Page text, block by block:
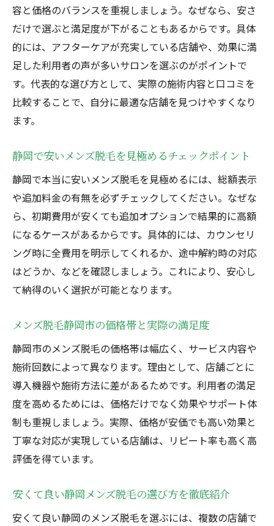
メンズ脱毛静岡市で自信につながる選び方
静岡メンズ脱毛で印象を変えるコツを伝授
静岡市でメンズ脱毛を始めるベストタイミ
ング
容と価格のバランスを重視しましょう。なぜなら、安さ
だけで選ぶと満足度が下がることもあるからです。具体
的には、アフターケアが充実している店舗や、効果に満
足した利用者の声が多いサロンを選ぶのがポイントで
す。代表的な選び方として、実際の施術内容と口コミを
比較することで、自分に最適な店舗を見つけやすくなり
ます。
静岡で安いメンズ脱毛を見極めるチェックポイント
静岡で本当に安いメンズ脱毛を見極めるには、総額表示
や追加料金の有無を必ずチェックしてください。なぜな
ら、初期費用が安くても追加オプションで結果的に高額
になるケースがあるからです。具体的には、カウンセリ
ング時に全費用を明示してくれるか、途中解約時の対応
はどうか、などを確認しましょう。これにより、安心し
て納得のいく選択が可能となります。
メンズ脱毛静岡市の価格帯と実際の満足度
静岡市のメンズ脱毛の価格帯は幅広く、サービス内容や
施術回数によって異なります。理由として、店舗ごとに
導入機器や施術方法に差があるためです。利用者の満足
度を高めるためには、価格だけでなく効果やサポート体
制も重視しましょう。実際、価格が安価でも高い効果と
丁寧な対応が実現している店舗は、リピート率も高く高
評価を得ています。
安くて良い静岡メンズ脱毛の選び方を徹底紹介
安くて良い静岡のメンズ脱毛を選ぶには、複数の店舗で